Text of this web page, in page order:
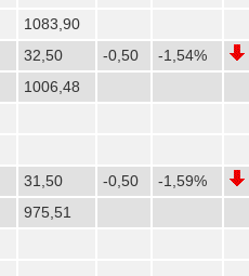
1083,90
32,50 -0,50
-1,54%
1006,48
31,50 -0,50
-1,59%
975,51